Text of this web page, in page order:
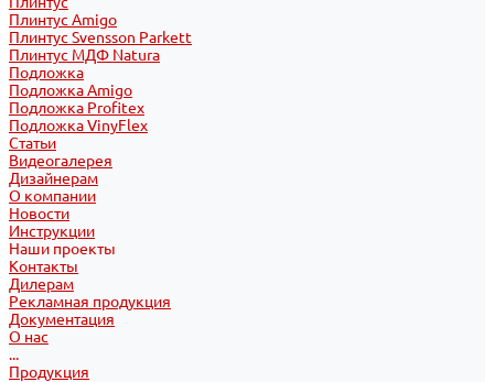
Плинтус Amigo
Плинтус Svensson Parkett
Плинтус МДФ Natura
Подложка
Подложка Amigo
Подложка Profitex
Подложка VinyFlex
Статьи
Видеогалерея
Дизайнерам
О компании
Новости
Инструкции
Наши проекты
Контакты
Дилерам
Рекламная продукция
Документация
О нас
...
Продукция